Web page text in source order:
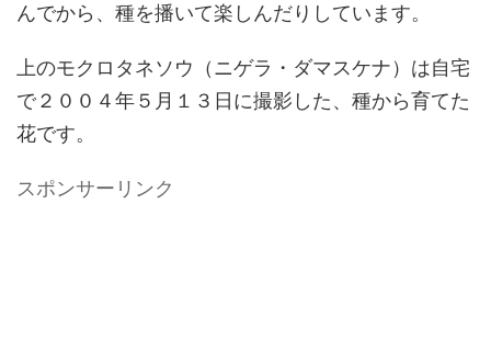
んでから、種を播いて楽しんだりしています。
上のモクロタネソウ（ニゲラ・ダマスケナ）は自宅
で２００４年５月１３日に撮影した、種から育てた
花です。
スポンサーリンク